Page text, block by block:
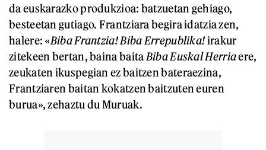
da euskarazko produkzioa: batzuetan gehiago,
besteetan gutiago. Frantziara begira idatzia zen,
halere: «Biba Frantzia! Biba Errepublika!irakur
zitekeen bertan, baina baita Biba Euskal Herriaere,
zeukaten ikuspegian ez baitzen bateraezina,
Frantziaren baitan kokatzen baitzuten euren
burua», zehaztu du Muruak.